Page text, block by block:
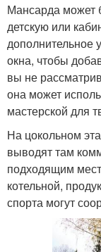
Мансарда может
детскую или
дополнительное
окна, чтобы
вы не
она может
мастерской для
На цокольном
выводят там
подходящим
котельной,
спорта могут